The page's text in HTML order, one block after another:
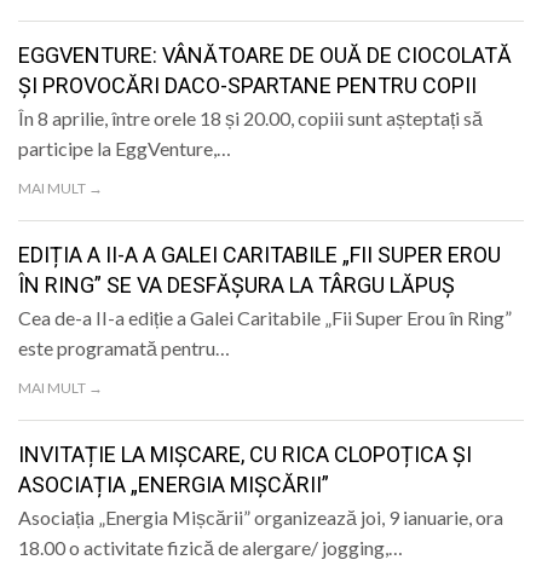
EGGVENTURE: VÂNĂTOARE DE OUĂ DE CIOCOLATĂ
ȘI PROVOCĂRI DACO-SPARTANE PENTRU COPII
În 8 aprilie, între orele 18 și 20.00, copiii sunt așteptați să
participe la EggVenture,…
MAI MULT →
EDIȚIA A II-A A GALEI CARITABILE „FII SUPER EROU
ÎN RING” SE VA DESFĂȘURA LA TÂRGU LĂPUȘ
Cea de-a II-a ediție a Galei Caritabile „Fii Super Erou în Ring”
este programată pentru…
MAI MULT →
INVITAȚIE LA MIȘCARE, CU RICA CLOPOȚICA ȘI
ASOCIAȚIA „ENERGIA MIȘCĂRII”
Asociația „Energia Mișcării” organizează joi, 9 ianuarie, ora
18.00 o activitate fizică de alergare/ jogging,…